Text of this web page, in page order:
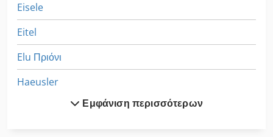
Eisele
Eitel
Elu Πριόνι
Haeusler
Εμφάνιση περισσότερων